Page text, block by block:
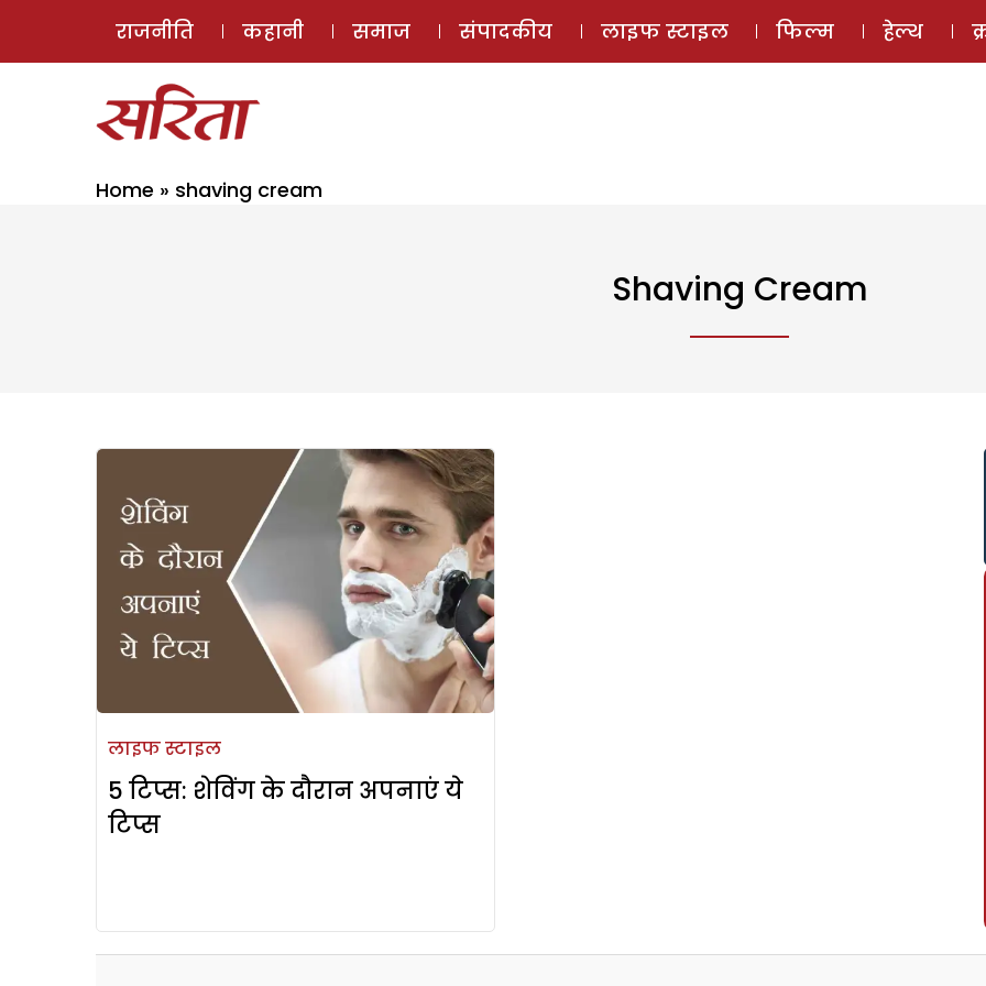
ई-मैगज़ीन
राजनीति कहानी समाज संपादकीय लाइफ स्टाइल फिल्म हेल्थ
Home » shaving cream
Shaving Cream
लाइफ स्टाइल
5 टिप्स: शेविंग के दौरान अपनाएं ये
टिप्स